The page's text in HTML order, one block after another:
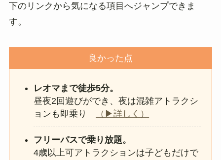
下のリンクから気になる項目へジャンプできま
す。
良かった点
レオマまで徒歩5分。
昼夜2回遊びができ、夜は混雑アトラクシ
ョンも即乗り
（▶詳しく）
フリーパスで乗り放題。
4歳以上可アトラクションは子どもだけで